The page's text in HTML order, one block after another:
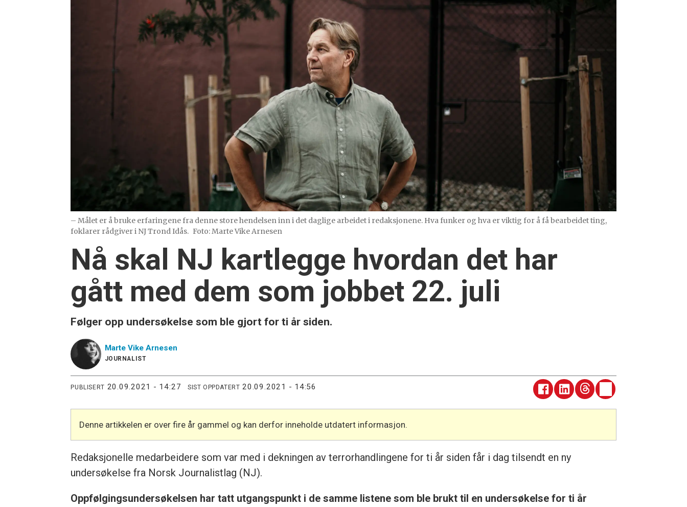
– Målet er å bruke erfaringene fra denne store hendelsen inn i det daglige arbeidet i redaksjonene. Hva funker og hva er viktig for å få bearbeidet ting,
foklarer rådgiver i NJ Trond Idås. Foto: Marte Vike Arnesen
Nå skal NJ kartlegge hvordan det har
gått med dem som jobbet 22. juli
Følger opp undersøkelse som ble gjort for ti år siden.
Marte Vike Arnesen
JOURNALIST
PUBLISERT 20.09.2021 - 14:27 SIST OPPDATERT 20.09.2021 - 14:56
Denne artikkelen er over fire år gammel og kan derfor inneholde utdatert informasjon.
Redaksjonelle medarbeidere som var med i dekningen av terrorhandlingene for ti år siden får i dag tilsendt en ny
undersøkelse fra Norsk Journalistlag (NJ).
Oppfølgingsundersøkelsen har tatt utgangspunkt i de samme listene som ble brukt til en undersøkelse for ti år